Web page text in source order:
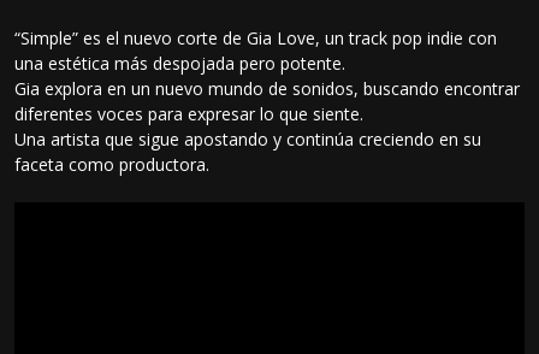
“Simple” es el nuevo corte de Gia Love, un track pop indie con
una estética más despojada pero potente.
Gia explora en un nuevo mundo de sonidos, buscando encontrar
diferentes voces para expresar lo que siente.
Una artista que sigue apostando y continúa creciendo en su
faceta como productora.